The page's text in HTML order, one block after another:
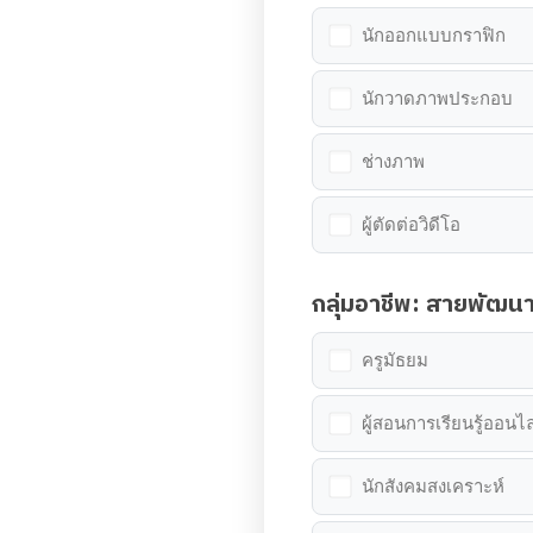
นักออกแบบกราฟิก
นักวาดภาพประกอบ
ช่างภาพ
ผู้ตัดต่อวิดีโอ
กลุ่มอาชีพ: สายพัฒน
ครูมัธยม
ผู้สอนการเรียนรู้ออนไ
นักสังคมสงเคราะห์